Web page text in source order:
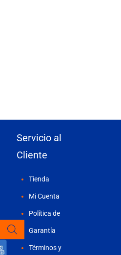
Servicio al
Cliente
Tienda
Mi Cuenta
Política de
Garantía
Términos y